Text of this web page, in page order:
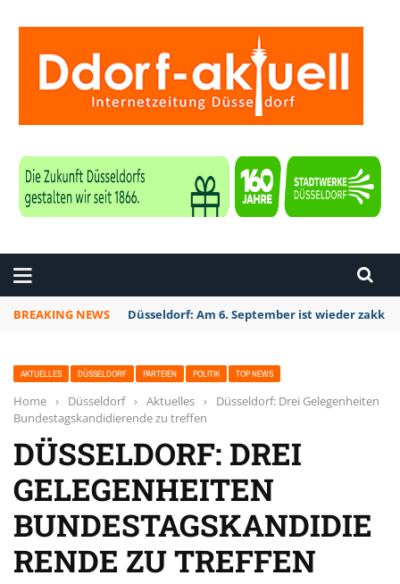
BREAKING NEWS Düsseldorf Kalkum: Bei
AKTUELLES DÜSSELDORF PARTEIEN POLITIK TOP NEWS
Home › Düsseldorf › Aktuelles ›
Düsseldorf: Drei Gelegenheiten
Bundestagskandidierende zu treffen
DÜSSELDORF: DREI
GELEGENHEITEN
BUNDESTAGSKANDIDIE
RENDE ZU TREFFEN